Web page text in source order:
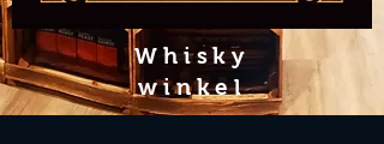
Whisky
winkel